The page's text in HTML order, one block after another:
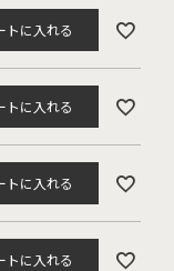
トに入れる
トに入れる
トに入れる
トに入れる